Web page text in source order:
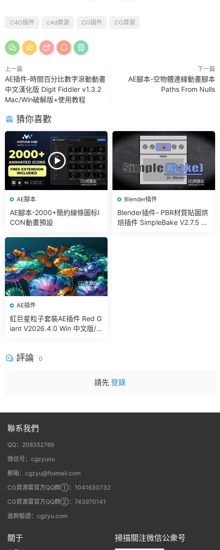
C4D插件 c4d資源 CG插件 CG資源
上一篇
AE插件-時間百分比數字滾動動畫
中文漢化版 Digit Fiddler v1.3.2
Mac/Win破解版+使用教程
下一篇
AE腳本-空物體連線動畫腳本
Paths From Nulls
猜你喜歡
AE腳本
AE腳本-2000+簡約線條圖标I
CON動畫預設
Blender插件
Blender插件- PBR材質貼圖烘
焙插件 SimpleBake V2.7.5 –
AE插件
紅巨星粒子套裝AE插件 Red G
iant V2026.4.0 Win 中文版/
評論 0
請先 登錄
聯系我們
QQ：208352769
微信号：cgzyunu
郵箱：cgzyu@foxmail.com
CG資源雲官方QQ群①：1041630732
CG資源雲官方QQ群②：743970141
進群驗證：cgzyu.com
關于 掃描關注微信公衆号